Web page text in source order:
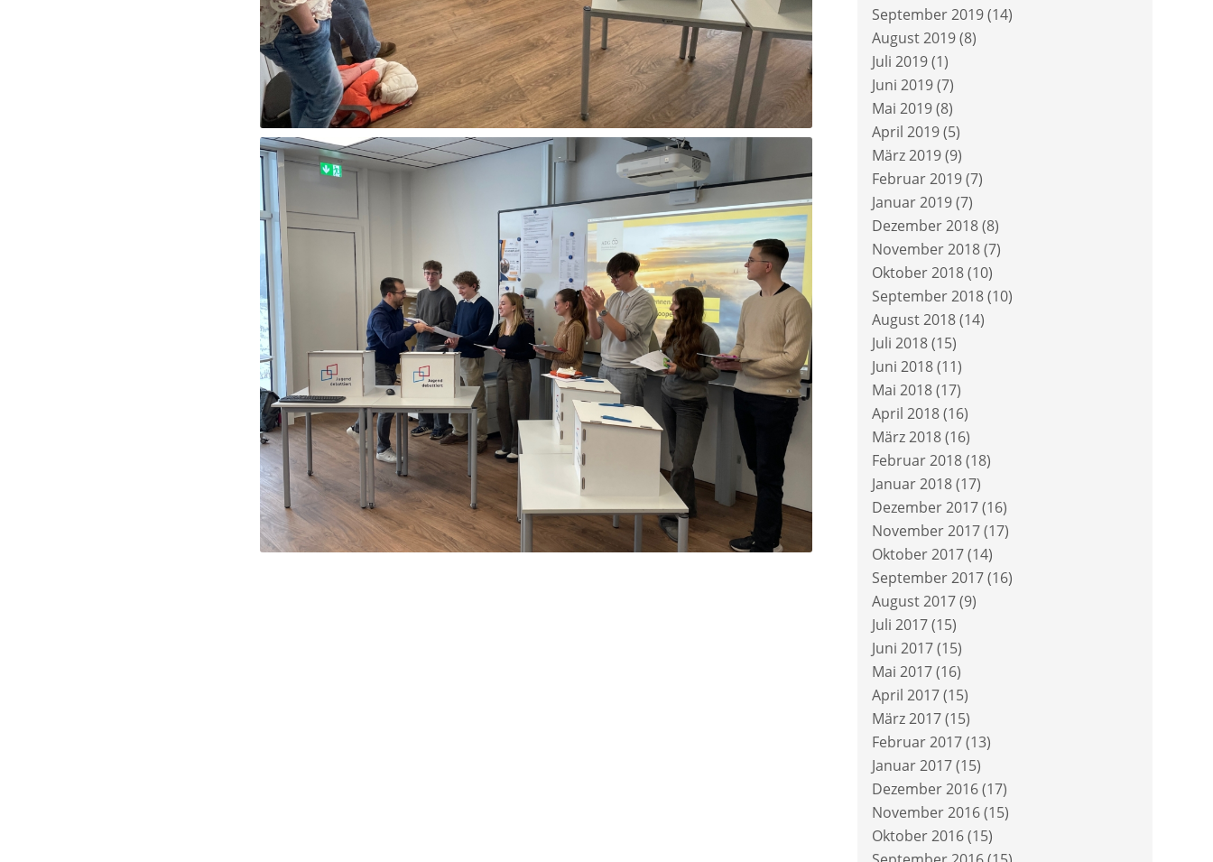
September 2019(14)
August 2019(8)
Juli 2019(1)
Juni 2019(7)
Mai 2019(8)
April 2019(5)
März 2019(9)
Februar 2019(7)
Januar 2019(7)
Dezember 2018(8)
November 2018(7)
Oktober 2018(10)
September 2018(10)
August 2018(14)
Juli 2018(15)
Juni 2018(11)
Mai 2018(17)
April 2018(16)
März 2018(16)
Februar 2018(18)
Januar 2018(17)
Dezember 2017(16)
November 2017(17)
Oktober 2017(14)
September 2017(16)
August 2017(9)
Juli 2017(15)
Juni 2017(15)
Mai 2017(16)
April 2017(15)
März 2017(15)
Februar 2017(13)
Januar 2017(15)
Dezember 2016(17)
November 2016(15)
Oktober 2016(15)